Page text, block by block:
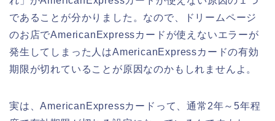
であることが分かりました。なので、ドリームページ
のお店でAmericanExpressカードが使えないエラーが
発生してしまった人はAmericanExpressカードの有効
期限が切れていることが原因なのかもしれませんよ。
実は、AmericanExpressカードって、通常2年～5年程